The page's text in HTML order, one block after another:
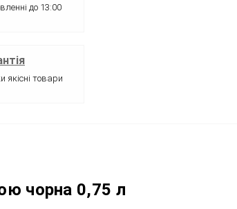
до 13:00
якісні товари
чорна 0,75 л